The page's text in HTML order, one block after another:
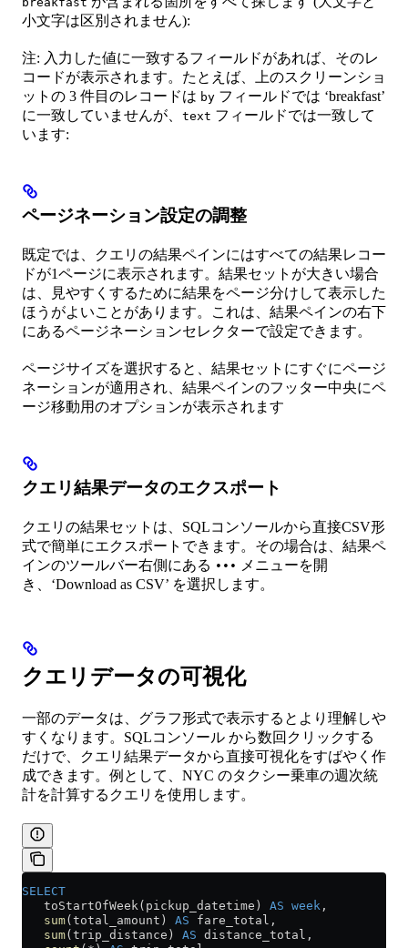
小文字は区別されません):
注: 入力した値に一致するフィールドがあれば、そのレ
コードが表示されます。たとえば、上のスクリーンショ
ットの 3 件目のレコードは by フィールドでは ‘breakfast’
に一致していませんが、 text フィールドでは一致して
います:
ページネーション設定の調整
既定では、クエリの結果ペインにはすべての結果レコー
ドが1ページに表示されます。結果セットが大きい場合
は、見やすくするために結果をページ分けして表示した
ほうがよいことがあります。これは、結果ペインの右下
にあるページネーションセレクターで設定できます。
ページサイズを選択すると、結果セットにすぐにページ
ネーションが適用され、結果ペインのフッター中央にペ
ージ移動用のオプションが表示されます
クエリ結果データのエクスポート
クエリの結果セットは、SQLコンソールから直接CSV形
式で簡単にエクスポートできます。その場合は、結果ペ
インのツールバー右側にある •••
メニューを開
き、‘Download as CSV’ を選択します。
クエリデータの可視化
一部のデータは、グラフ形式で表示するとより理解しや
すくなります。SQLコンソール から数回クリックする
だけで、クエリ結果データから直接可視化をすばやく作
成できます。例として、NYC のタクシー乗車の週次統
計を計算するクエリを使用します。
SELECT
   toStartOfWeek(pickup_datetime)
AS week ,
   sum
(total_amount) AS fare_total,
   sum
(trip_distance) AS distance_total,